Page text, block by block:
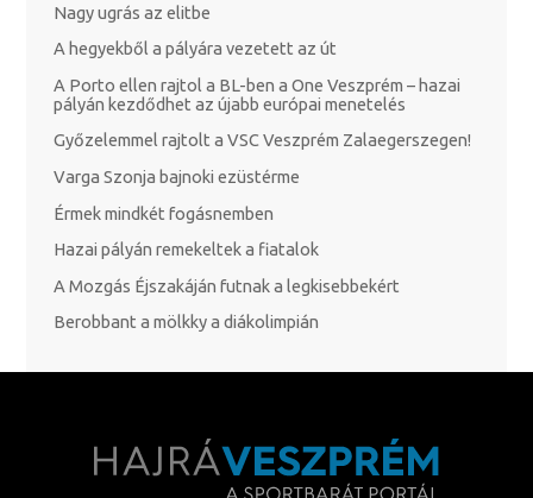
Nagy ugrás az elitbe
A hegyekből a pályára vezetett az út
A Porto ellen rajtol a BL-ben a One Veszprém – hazai
pályán kezdődhet az újabb európai menetelés
Győzelemmel rajtolt a VSC Veszprém Zalaegerszegen!
Varga Szonja bajnoki ezüstérme
Érmek mindkét fogásnemben
Hazai pályán remekeltek a fiatalok
A Mozgás Éjszakáján futnak a legkisebbekért
Berobbant a mölkky a diákolimpián